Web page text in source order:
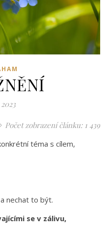
2023
Počet zobrazení článku: 1 439
téma s cílem,
nechat to být.
se v zálivu,